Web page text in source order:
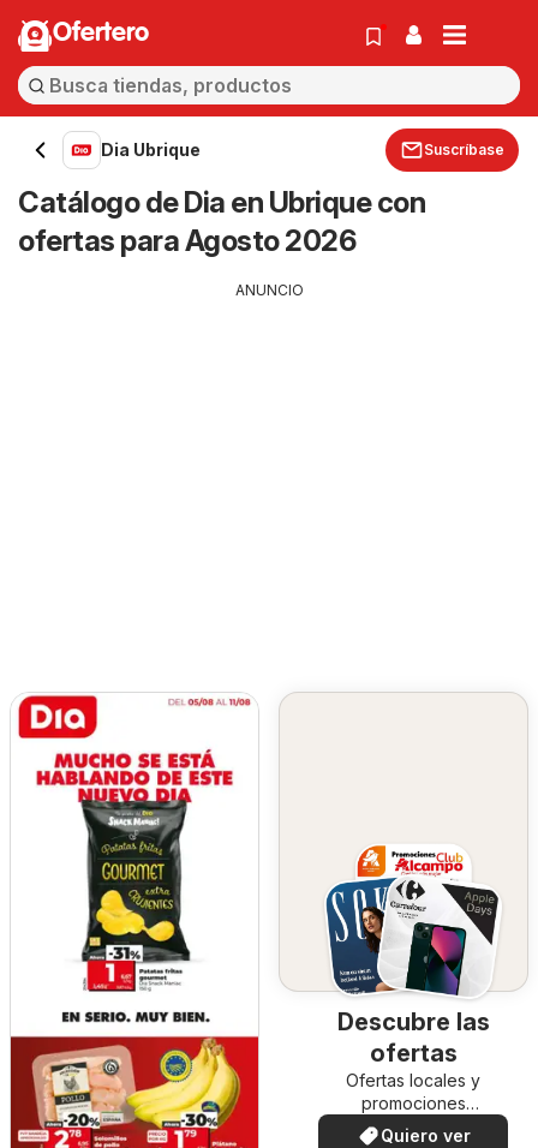
Ofertero
Dia Ubrique Suscríbase
Catálogo de Dia en Ubrique con
ofertas para Agosto 2026
ANUNCIO
Descubre las
ofertas
Ofertas locales y
promociones
especiales.
Quiero ver